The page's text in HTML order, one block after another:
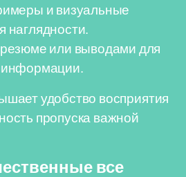
и визуальные
наглядности.
или выводами для
информации.
удобство восприятия
пропуска важной
все